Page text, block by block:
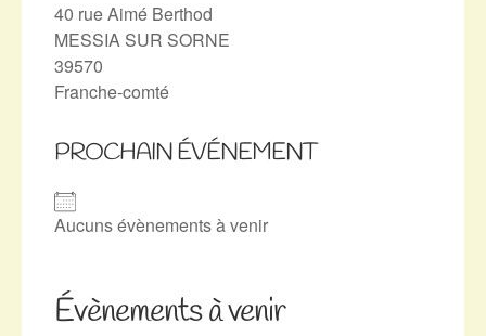
40 rue Aimé Berthod
MESSIA SUR SORNE
39570
Franche-comté
PROCHAIN ÉVÉNEMENT
Aucuns évènements à venir
Évènements à venir